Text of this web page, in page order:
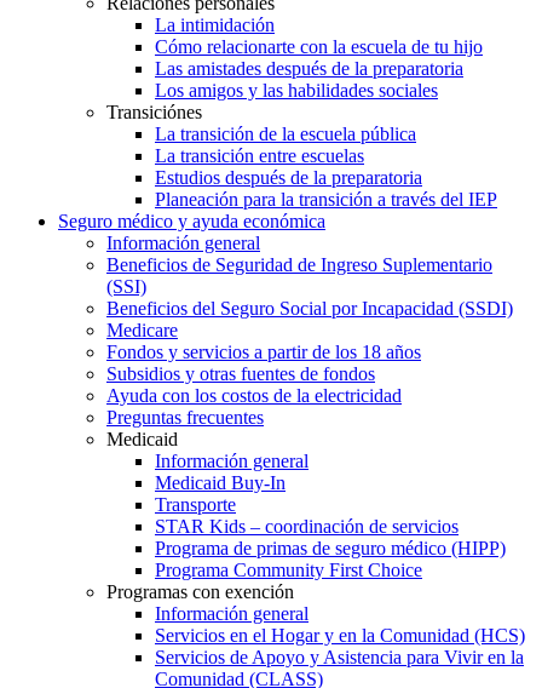
La intimidación
Cómo relacionarte con la escuela de tu hijo
Las amistades después de la preparatoria
Los amigos y las habilidades sociales
Transiciónes
La transición de la escuela pública
La transición entre escuelas
Estudios después de la preparatoria
Planeación para la transición a través del IEP
Seguro médico y ayuda económica
Información general
Beneficios de Seguridad de Ingreso Suplementario
(SSI)
Beneficios del Seguro Social por Incapacidad (SSDI)
Medicare
Fondos y servicios a partir de los 18 años
Subsidios y otras fuentes de fondos
Ayuda con los costos de la electricidad
Preguntas frecuentes
Medicaid
Información general
Medicaid Buy-In
Transporte
STAR Kids – coordinación de servicios
Programa de primas de seguro médico (HIPP)
Programa Community First Choice
Programas con exención
Información general
Servicios en el Hogar y en la Comunidad (HCS)
Servicios de Apoyo y Asistencia para Vivir en la
Comunidad (CLASS)